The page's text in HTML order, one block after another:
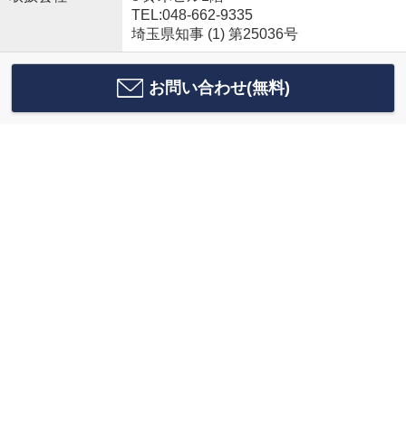
TEL:048-662-9335
埼玉県知事 (1) 第25036号
お問い合わせ(無料)